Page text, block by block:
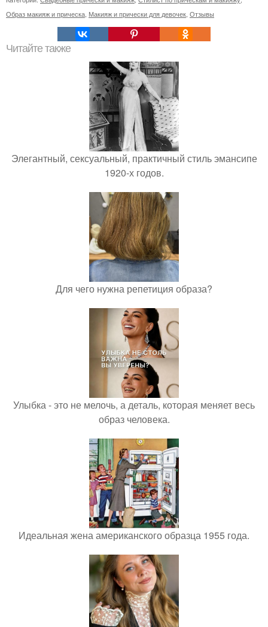
Образ макияж и прическа Макияж и прически для девочек Отзывы
Читайте также
Элегантный, сексуальный, практичный стиль эмансипе
1920-х годов.
Для чего нужна репетиция образа?
Улыбка - это не мелочь, а деталь, которая меняет весь
образ человека.
Идеальная жена американского образца 1955 года.